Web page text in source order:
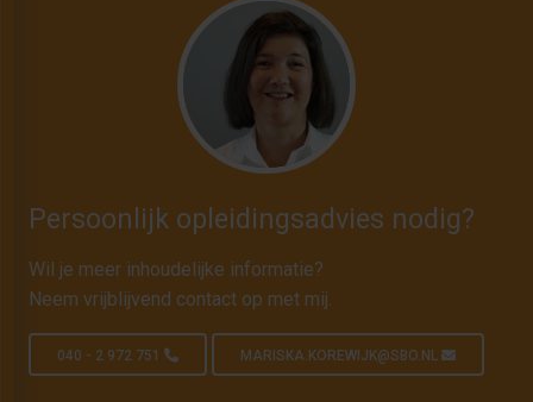
Persoonlijk opleidingsadvies nodig?
Wil je meer inhoudelijke informatie?
Neem vrijblijvend contact op met mij.
040 - 2 972 751 MARISKA.KOREWIJK@SBO.NL